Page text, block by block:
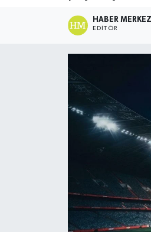
HABER MERKEZI
EDITÖR
Edremit